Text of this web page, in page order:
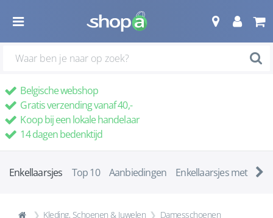
Belgische webshop
Gratis verzending vanaf 40,-
Koop bij een lokale handelaar
14 dagen bedenktijd
Enkellaarsjes Top 10 Aanbiedingen Enkellaarsjes met ha
Kleding, Schoenen & Juwelen
Damesschoenen